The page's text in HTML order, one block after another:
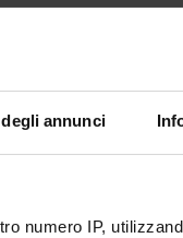
annunci
numero IP,